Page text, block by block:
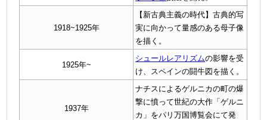
1918~1925年
【新古典主義の時代】古典的写
実に向かって量感のある母子像
を描く。
1925年~
シュールレアリズムの影響を受
け、スペインの闘牛図を描く。
1937年
ナチスによるゲルニカの町の爆
撃に憤って世紀の大作「ゲルニ
カ」をパリ万国博覧会にて発